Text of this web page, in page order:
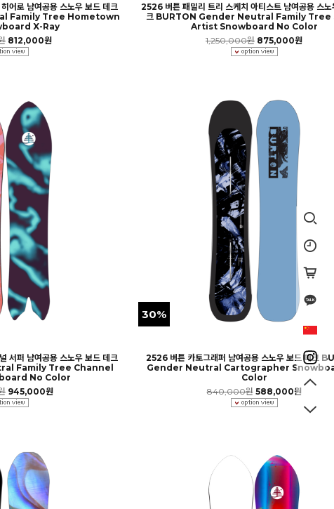
어로 남여공용 스노우 보드 데크
Family Tree Hometown
X-Ray
812,000원
2526 버튼 패밀리 트리 스케치 아티스트 남여공용 스노
크 BURTON Gender Neutral Family Tree
Artist Snowboard No Color
1,250,000원 875,000원
서퍼 남여공용 스노우 보드 데크
Family Tree Channel
No Color
945,000원
30%
2526 버튼 카토그래퍼 남여공용 스노우 보드 데크
Gender Neutral Cartographer
Color
840,000원 588,000원